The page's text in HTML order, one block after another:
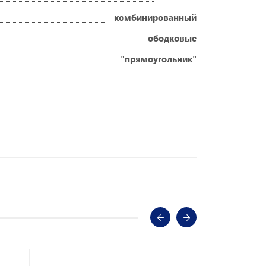
комбинированный
ободковые
"прямоугольник"